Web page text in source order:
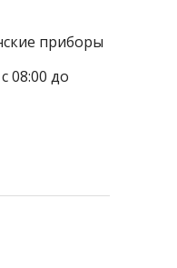
приборы
08:00 до